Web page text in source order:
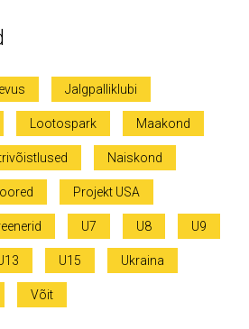
Jalgpalliklubi
Lootospark Maakond
Naiskond
Projekt USA
U7 U8 U9
U15 Ukraina
Võit